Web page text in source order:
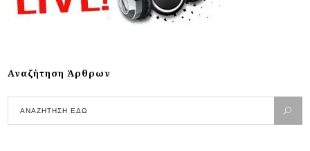
Αναζήτηση Άρθρων